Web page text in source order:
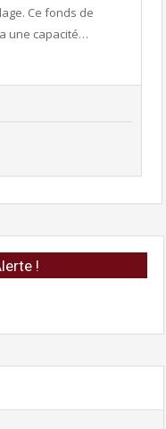
Ce fonds de
une capacité…
!